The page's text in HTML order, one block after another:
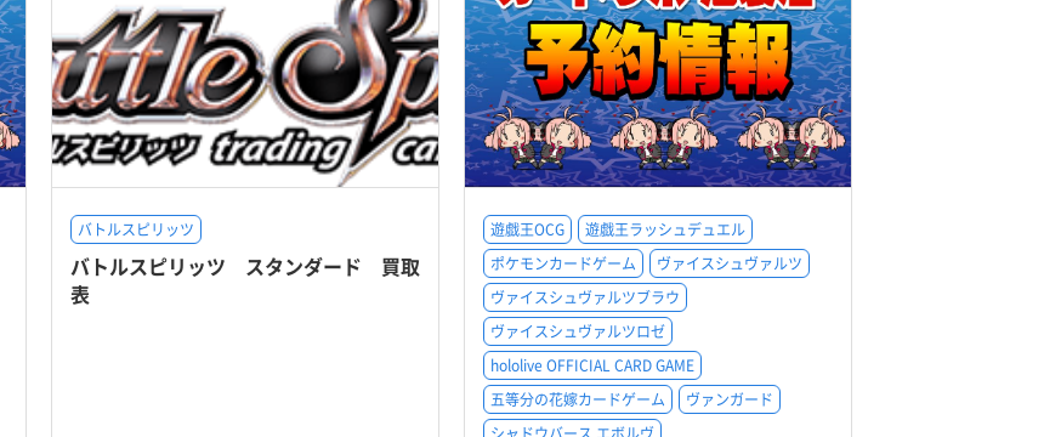
バトルスピリッツ
バトルスピリッツ スタンダード 買取
表
遊戯王OCG
遊戯王ラッシュデュエル
ポケモンカードゲーム
ヴァイスシュヴァルツ
ヴァイスシュヴァルツブラウ
ヴァイスシュヴァルツロゼ
hololive OFFICIAL CARD GAME
五等分の花嫁カードゲーム
ヴァンガード